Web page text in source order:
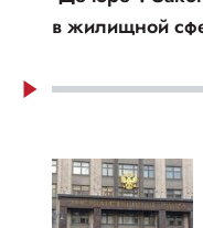
в жилищной